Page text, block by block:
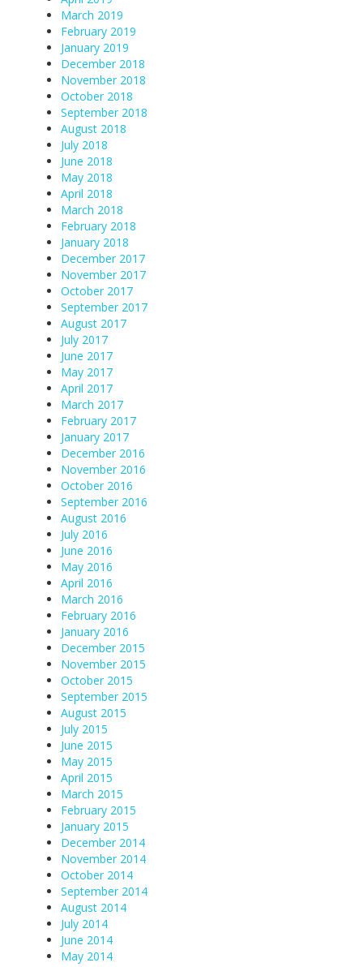
March 2019
February 2019
January 2019
December 2018
November 2018
October 2018
September 2018
August 2018
July 2018
June 2018
May 2018
April 2018
March 2018
February 2018
January 2018
December 2017
November 2017
October 2017
September 2017
August 2017
July 2017
June 2017
May 2017
April 2017
March 2017
February 2017
January 2017
December 2016
November 2016
October 2016
September 2016
August 2016
July 2016
June 2016
May 2016
April 2016
March 2016
February 2016
January 2016
December 2015
November 2015
October 2015
September 2015
August 2015
July 2015
June 2015
May 2015
April 2015
March 2015
February 2015
January 2015
December 2014
November 2014
October 2014
September 2014
August 2014
July 2014
June 2014
May 2014